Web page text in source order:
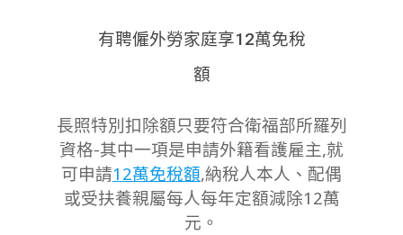
有聘僱外勞家庭享12萬免稅
額
長照特別扣除額只要符合衛福部所羅列
資格-其中一項是申請外籍看護雇主,就
可申請12萬免稅額,納稅人本人、配偶
或受扶養親屬每人每年定額減除12萬
元。